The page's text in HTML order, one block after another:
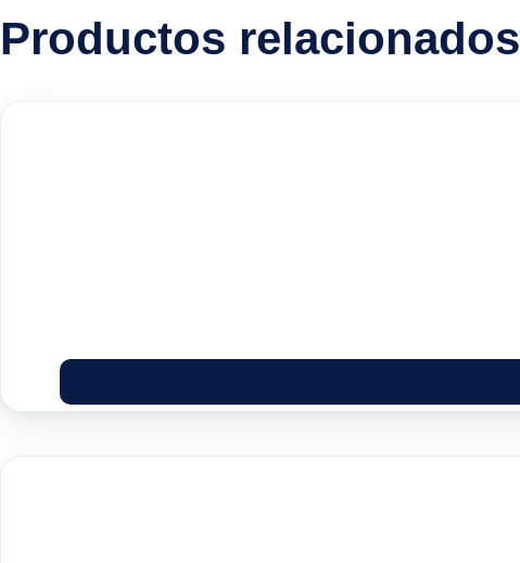
Productos relacionados